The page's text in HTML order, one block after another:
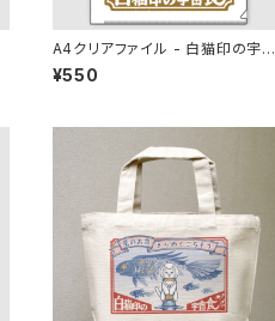
A4クリアファイル - 白猫印の宇宙
食 月光味
¥550